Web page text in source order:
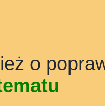
o